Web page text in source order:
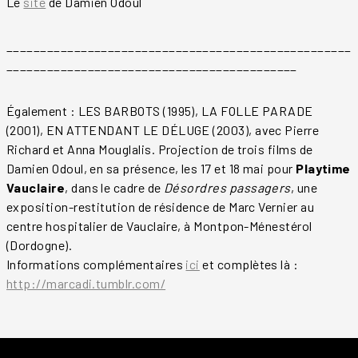
Également : LES BARBOTS (1995), LA FOLLE PARADE
(2001), EN ATTENDANT LE DÉLUGE (2003), avec Pierre
Richard et Anna Mouglalis. Projection de trois films de
Damien Odoul, en sa présence, les 17 et 18 mai pour Playtime
Vauclaire, dans le cadre de Désordres passagers, une
exposition-restitution de résidence de Marc Vernier au
centre hospitalier de Vauclaire, à Montpon-Ménestérol
(Dordogne).
Informations complémentaires ici et complètes là :
http://marcadi.tumblr.com/